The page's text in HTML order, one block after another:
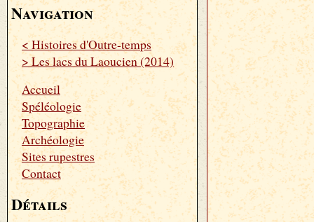
Navigation
< Histoires d'Outre-temps
> Les lacs du Laoucien (2014)
Accueil
Spéléologie
Topographie
Archéologie
Sites rupestres
Contact
Détails